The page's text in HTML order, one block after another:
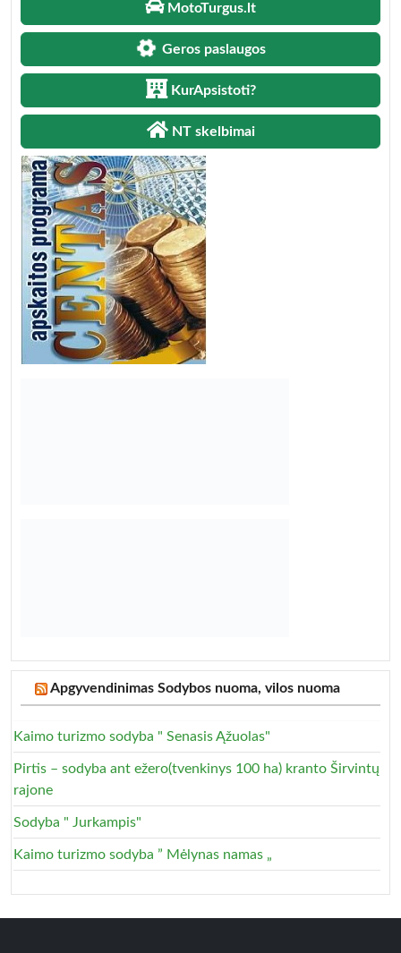
MotoTurgus.lt
Geros paslaugos
KurApsistoti?
NT skelbimai
Apgyvendinimas Sodybos nuoma, vilos nuoma
Kaimo turizmo sodyba " Senasis Ąžuolas"
Pirtis – sodyba ant ežero(tvenkinys 100 ha) kranto Širvintų
rajone
Sodyba " Jurkampis"
Kaimo turizmo sodyba ” Mėlynas namas „